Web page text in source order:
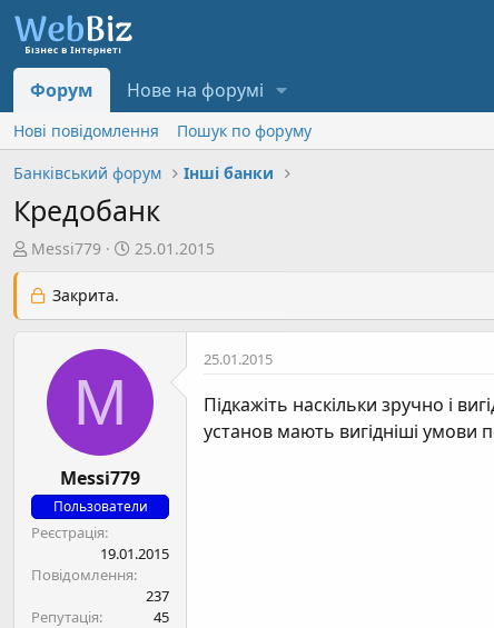
Форум Нове на форумі
Нові повідомлення
Пошук по форуму
Банківський форум
Інші банки
Кредобанк
А
т
о
Messi779
Д
а
т
р
н
н
25.01.2015
Закрита.
M
Messi779
Пользователи
Реєстрація
19.01.2015
Повідомлення
237
Репутація
45
25.01.2015
Підкажіть наскільки зручно і
установ мають вигідніші умови